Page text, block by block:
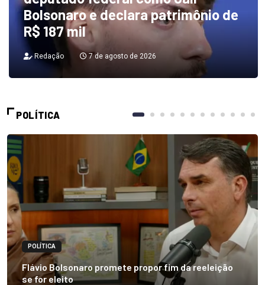
Bolsonaro e declara patrimônio de
R$ 187 mil
Redação 7 de agosto de 2026
POLÍTICA
POLÍTICA
Flávio Bolsonaro promete propor fim da reeleição
se for eleito